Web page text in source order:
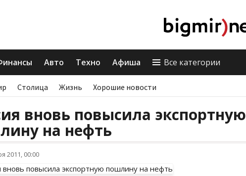
Авто Техно Афиша Все категории
Столица Жизнь Хорошие новости
вновь повысила экспортную
на нефть
2011, 00:00